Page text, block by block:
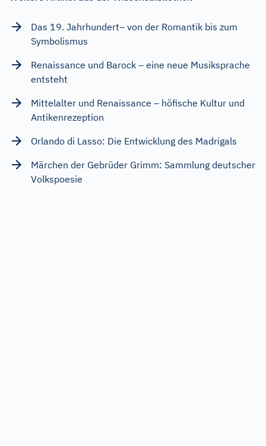
Das 19. Jahrhundert– von der Romantik bis zum
Symbolismus
Renaissance und Barock – eine neue Musiksprache
entsteht
Mittelalter und Renaissance – höfische Kultur und
Antikenrezeption
Orlando di Lasso: Die Entwicklung des Madrigals
Märchen der Gebrüder Grimm: Sammlung deutscher
Volkspoesie